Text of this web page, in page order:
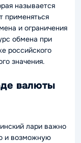
называется
применяться
и ограничения
обмена при
российского
значения.
валюты
лари важно
и возможную